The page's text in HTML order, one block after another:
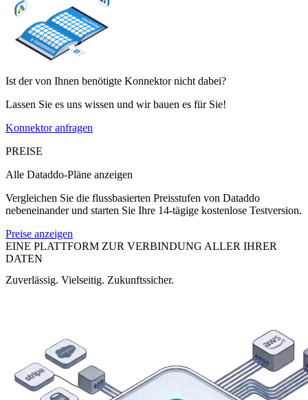
Ist der von Ihnen benötigte Konnektor nicht dabei?
Lassen Sie es uns wissen und wir bauen es für Sie!
Konnektor anfragen
PREISE
Alle Dataddo-Pläne anzeigen
Vergleichen Sie die flussbasierten Preisstufen von Dataddo
nebeneinander und starten Sie Ihre 14-tägige kostenlose Testversion.
Preise anzeigen
EINE PLATTFORM ZUR VERBINDUNG ALLER IHRER
DATEN
Zuverlässig. Vielseitig. Zukunftssicher.